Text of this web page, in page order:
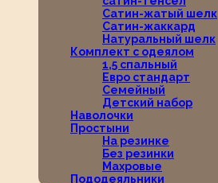
Сатин-жатый шелк
Сатин-жаккард
Натуральный шелк
Комплект с одеялом
1,5 спальный
Евро стандарт
Семейный
Детский набор
Наволочки
Простыни
На резинке
Без резинки
Махровые
Пододеяльники